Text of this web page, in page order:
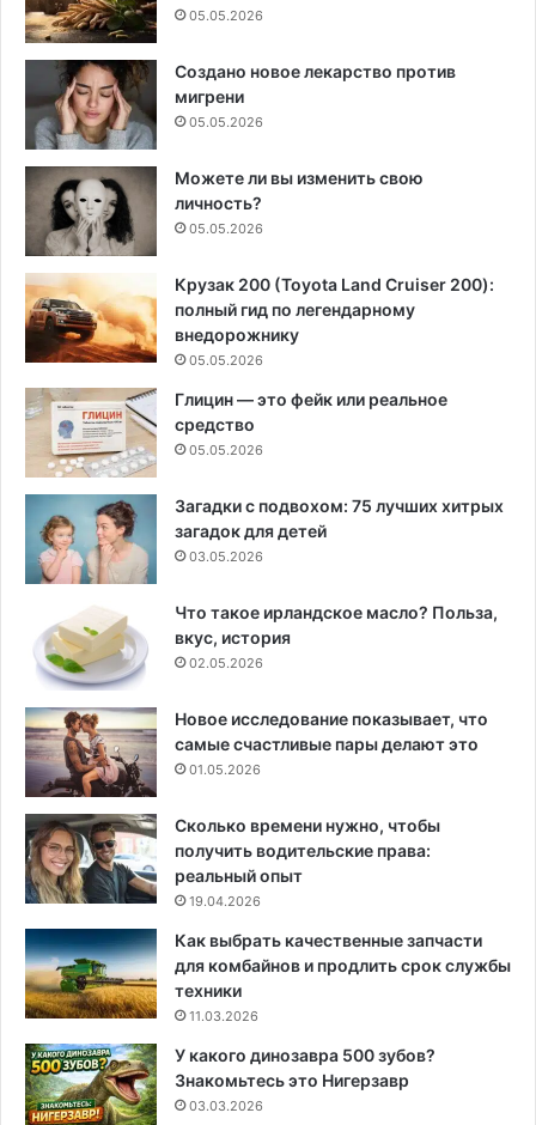
05.05.2026
Создано новое лекарство против
мигрени
05.05.2026
Можете ли вы изменить свою
личность?
05.05.2026
Крузак 200 (Toyota Land Cruiser 200):
полный гид по легендарному
внедорожнику
05.05.2026
Глицин — это фейк или реальное
средство
05.05.2026
Загадки с подвохом: 75 лучших хитрых
загадок для детей
03.05.2026
Что такое ирландское масло? Польза,
вкус, история
02.05.2026
Новое исследование показывает, что
самые счастливые пары делают это
01.05.2026
Сколько времени нужно, чтобы
получить водительские права:
реальный опыт
19.04.2026
Как выбрать качественные запчасти
для комбайнов и продлить срок службы
техники
11.03.2026
У какого динозавра 500 зубов?
Знакомьтесь это Нигерзавр
03.03.2026